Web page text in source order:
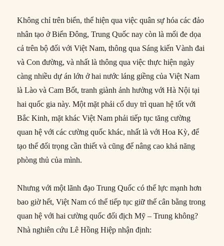
Không chỉ trên biển, thể hiện qua việc quân sự hóa các đảo
nhân tạo ở Biển Đông, Trung Quốc nay còn là mối đe dọa
cả trên bộ đối với Việt Nam, thông qua Sáng kiến Vành đai
và Con đường, và nhất là thông qua việc thực hiện ngày
càng nhiều dự án lớn ở hai nước láng giềng của Việt Nam
là Lào và Cam Bốt, tranh giành ảnh hưởng với Hà Nội tại
hai quốc gia này. Một mặt phải cố duy trì quan hệ tốt với
Bắc Kinh, mặt khác Việt Nam phải tiếp tục tăng cường
quan hệ với các cường quốc khác, nhất là với Hoa Kỳ, để
tạo thế đối trọng cần thiết và cũng để nâng cao khả năng
phòng thủ của mình.
Nhưng với một lãnh đạo Trung Quốc có thế lực mạnh hơn
bao giờ hết, Việt Nam có thể tiếp tục giữ thế cân bằng trong
quan hệ với hai cường quốc đối địch Mỹ – Trung không?
Nhà nghiên cứu Lê Hồng Hiệp nhận định: